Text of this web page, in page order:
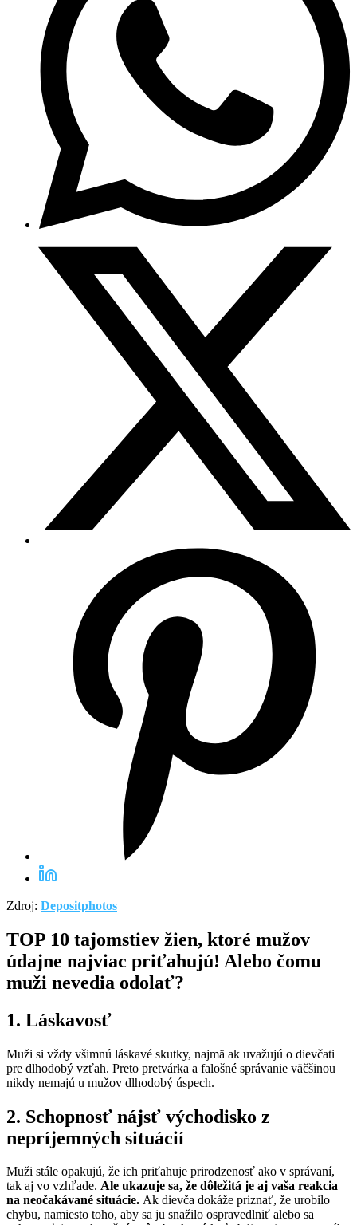
Zdroj: Depositphotos
TOP 10 tajomstiev žien, ktoré mužov
údajne najviac priťahujú! Alebo čomu
muži nevedia odolať?
1. Láskavosť
Muži si vždy všimnú láskavé skutky, najmä ak uvažujú o dievčati
pre dlhodobý vzťah. Preto pretvárka a falošné správanie väčšinou
nikdy nemajú u mužov dlhodobý úspech.
2. Schopnosť nájsť východisko z
nepríjemných situácií
Muži stále opakujú, že ich priťahuje prirodzenosť ako v správaní,
tak aj vo vzhľade. Ale ukazuje sa, že dôležitá je aj vaša reakcia
na neočakávané situácie. Ak dievča dokáže priznať, že urobilo
chybu, namiesto toho, aby sa ju snažilo ospravedlniť alebo sa